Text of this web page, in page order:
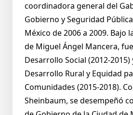
coordinadora general del
Gobierno y Seguridad
México de 2006 a 2009. Bajo
de Miguel Ángel Mancera,
Desarrollo Social (2012-
Desarrollo Rural y Equidad
Comunidades (2015-2018).
Sheinbaum, se desempeñó